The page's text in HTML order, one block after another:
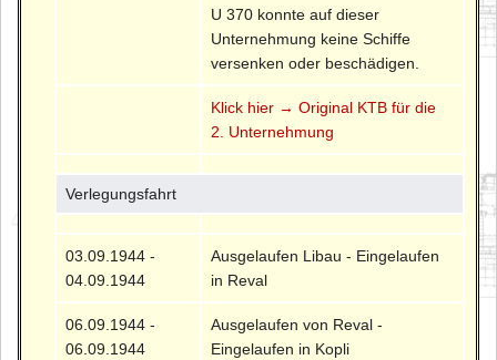
U 370 konnte auf dieser
Unternehmung keine Schiffe
versenken oder beschädigen.
Klick hier → Original KTB für die
2. Unternehmung
Verlegungsfahrt
03.09.1944 -
04.09.1944
Ausgelaufen Libau - Eingelaufen
in Reval
06.09.1944 -
06.09.1944
Ausgelaufen von Reval -
Eingelaufen in Kopli